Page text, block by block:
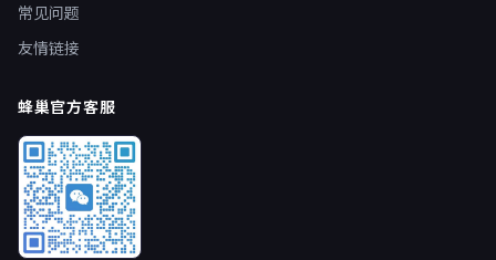
常见问题
友情链接
蜂巢官方客服